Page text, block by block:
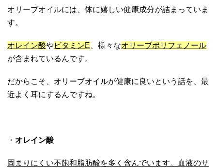
オリーブオイルには、体に嬉しい健康成分が詰まっていま
す。
オレイン酸やビタミンE、様々なオリーブポリフェノール
が含まれているんです。
だからこそ、オリーブオイルが健康に良いという話を、最
近よく耳にするんですね。
・ オレイン酸
固まりにくい不飽和脂肪酸を多く含んでいます。血液のサ